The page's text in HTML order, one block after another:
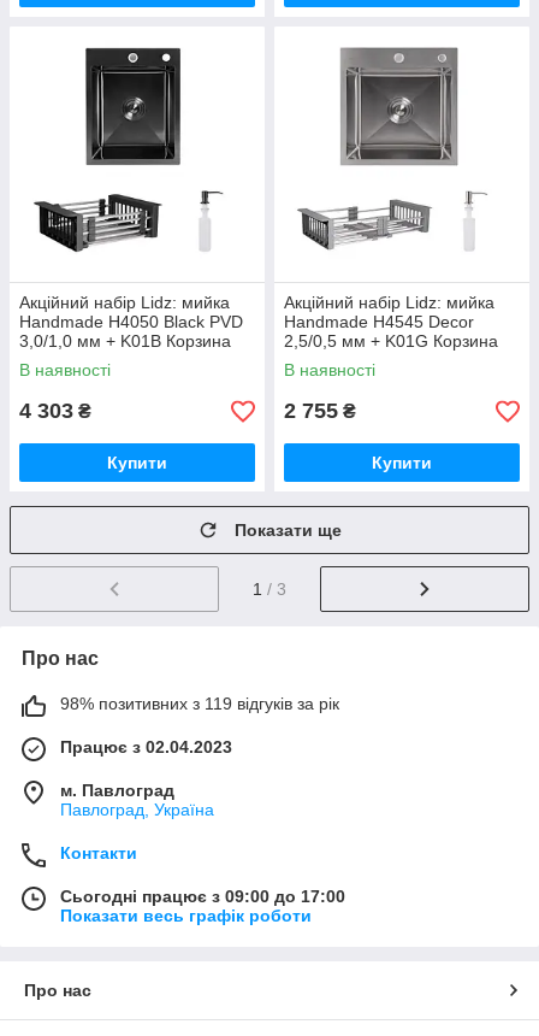
Акційний набір Lidz: мийка
Handmade H4050 Black PVD
3,0/1,0 мм + K01B Корзина
для кухонной мойки
В наявності
4 303 ₴
Купити
Акційний набір Lidz: мийка
Handmade H4545 Decor
2,5/0,5 мм + K01G Корзина
для кухонной мойки
В наявності
2 755 ₴
Купити
Показати ще
1 / 3
Про нас
98% позитивних з 119 відгуків за рік
Працює з 02.04.2023
м. Павлоград
Павлоград, Україна
Контакти
Сьогодні працює з 09:00 до 17:00
Показати весь графік роботи
Про нас